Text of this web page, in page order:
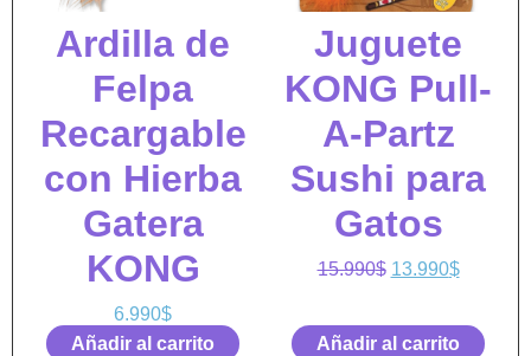
Ardilla de
Felpa
Recargable
con Hierba
Gatera
KONG
6.990$
Añadir al carrito
Juguete
KONG Pull-
A-Partz
Sushi para
Gatos
15.990$ 13.990$
Añadir al carrito